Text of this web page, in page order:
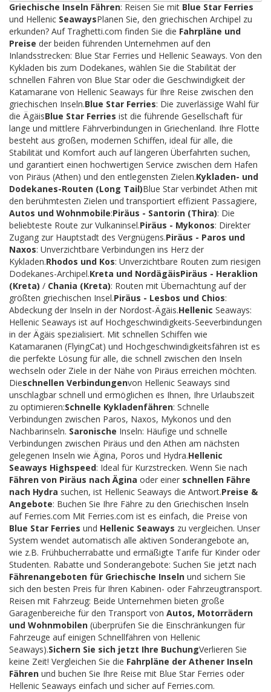
Griechische Inseln Fähren: Reisen Sie mit Blue Star Ferries
und Hellenic SeawaysPlanen Sie, den griechischen Archipel zu
erkunden? Auf Traghetti.com finden Sie die Fahrpläne und
Preise der beiden führenden Unternehmen auf den
Inlandsstrecken: Blue Star Ferries und Hellenic Seaways. Von den
Kykladen bis zum Dodekanes, wählen Sie die Stabilität der
schnellen Fähren von Blue Star oder die Geschwindigkeit der
Katamarane von Hellenic Seaways für Ihre Reise zwischen den
griechischen Inseln.Blue Star Ferries: Die zuverlässige Wahl für
die ÄgäisBlue Star Ferries ist die führende Gesellschaft für
lange und mittlere Fährverbindungen in Griechenland. Ihre Flotte
besteht aus großen, modernen Schiffen, ideal für alle, die
Stabilität und Komfort auch auf längeren Überfahrten suchen,
und garantiert einen hochwertigen Service zwischen dem Hafen
von Piräus (Athen) und den entlegensten Zielen.Kykladen- und
Dodekanes-Routen (Long Tail)Blue Star verbindet Athen mit
den berühmtesten Zielen und transportiert effizient Passagiere,
Autos und Wohnmobile:Piräus - Santorin (Thira): Die
beliebteste Route zur Vulkaninsel.Piräus - Mykonos: Direkter
Zugang zur Hauptstadt des Vergnügens.Piräus - Paros und
Naxos: Unverzichtbare Verbindungen ins Herz der
Kykladen.Rhodos und Kos: Unverzichtbare Routen zum riesigen
Dodekanes-Archipel.Kreta und NordägäisPiräus - Heraklion
(Kreta) / Chania (Kreta): Routen mit Übernachtung auf der
größten griechischen Insel.Piräus - Lesbos und Chios:
Abdeckung der Inseln in der Nordost-Ägäis.Hellenic Seaways:
Hellenic Seaways ist auf Hochgeschwindigkeits-Seeverbindungen
in der Ägäis spezialisiert. Mit schnellen Schiffen wie
Katamaranen (FlyingCat) und Hochgeschwindigkeitsfähren ist es
die perfekte Lösung für alle, die schnell zwischen den Inseln
wechseln oder Ziele in der Nähe von Piräus erreichen möchten.
Dieschnellen Verbindungenvon Hellenic Seaways sind
unschlagbar schnell und ermöglichen es Ihnen, Ihre Urlaubszeit
zu optimieren:Schnelle Kykladenfähren: Schnelle
Verbindungen zwischen Paros, Naxos, Mykonos und den
Nachbarinseln. Saronische Inseln: Häufige und schnelle
Verbindungen zwischen Piräus und den Athen am nächsten
gelegenen Inseln wie Ägina, Poros und Hydra.Hellenic
Seaways Highspeed: Ideal für Kurzstrecken. Wenn Sie nach
Fähren von Piräus nach Ägina oder einer schnellen Fähre
nach Hydra suchen, ist Hellenic Seaways die Antwort.Preise &
Angebote: Buchen Sie Ihre Fähre zu den Griechischen Inseln
auf Ferries.com Mit Ferries.com ist es einfach, die Preise von
Blue Star Ferries und Hellenic Seaways zu vergleichen. Unser
System wendet automatisch alle aktiven Sonderangebote an,
wie z.B. Frühbucherrabatte und ermäßigte Tarife für Kinder oder
Studenten. Rabatte und Sonderangebote: Suchen Sie jetzt nach
Fährenangeboten für Griechische Inseln und sichern Sie
sich den besten Preis für Ihren Kabinen- oder Fahrzeugtransport.
Reisen mit Fahrzeug: Beide Unternehmen bieten große
Garagenbereiche für den Transport von Autos, Motorrädern
und Wohnmobilen (überprüfen Sie die Einschränkungen für
Fahrzeuge auf einigen Schnellfähren von Hellenic
Seaways).Sichern Sie sich jetzt Ihre BuchungVerlieren Sie
keine Zeit! Vergleichen Sie die Fahrpläne der Athener Inseln
Fähren und buchen Sie Ihre Reise mit Blue Star Ferries oder
Hellenic Seaways einfach und sicher auf Ferries.com.